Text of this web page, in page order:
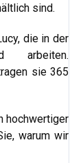
sind.
die in der
arbeiten.
sie 365
hochwertiger
warum wir